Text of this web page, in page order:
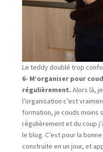
Le teddy doublé trop
6- M’organiser pour
régulièrement. Alors là,
l’organisation c’est
formation, je couds moins
régulièrement et du coup
le blog. C’est pour la
construite en un jour, et